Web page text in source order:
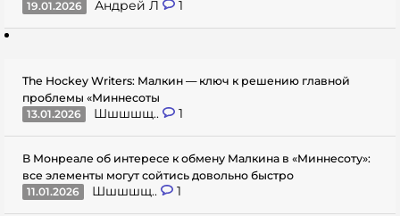
19.01.2026
Андрей Л 1
The Hockey Writers: Малкин — ключ к решению главной
проблемы «Миннесоты
13.01.2026
Шшшшщ.. 1
В Монреале об интересе к обмену Малкина в «Миннесоту»:
все элементы могут сойтись довольно быстро
11.01.2026
Шшшшщ.. 1